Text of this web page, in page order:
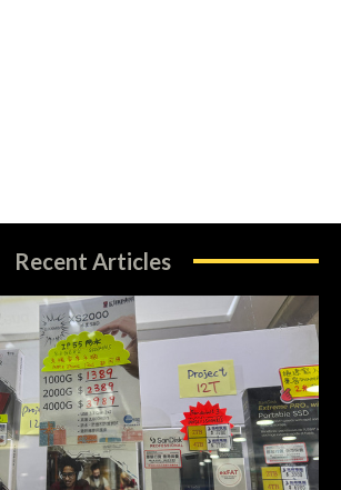
Recent Articles